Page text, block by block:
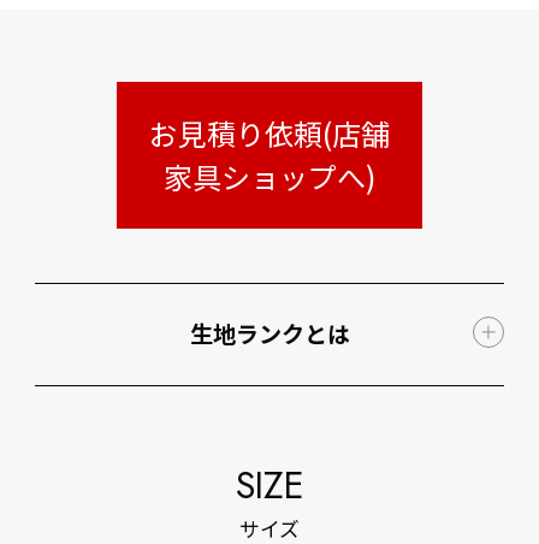
お見積り依頼(店舗
家具ショップへ)
生地ランクとは
SIZE
サイズ